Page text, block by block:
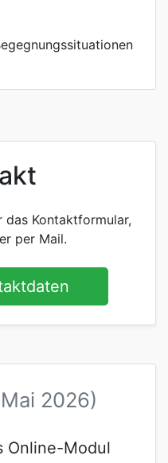
das Kontaktformular,
per Mail.
2026)
Online-Modul